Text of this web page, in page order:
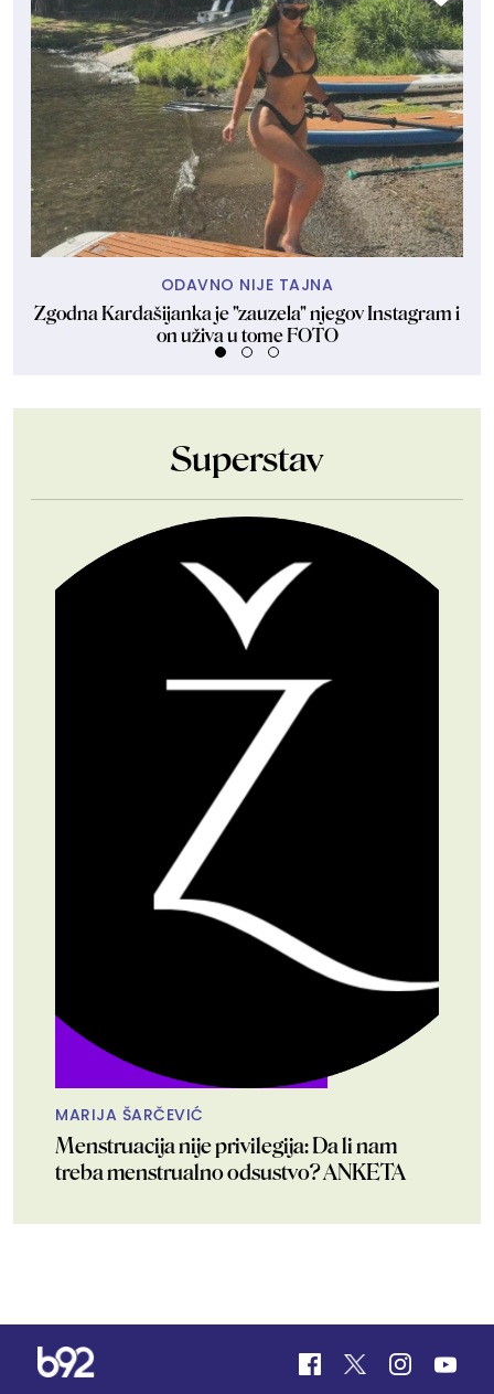
ODAVNO NIJE TAJNA
Zgodna Kardašijanka je "zauzela" njegov Instagram i
on uživa u tome FOTO
Superstav
MARIJA ŠARČEVIĆ
Menstruacija nije privilegija: Da li nam
treba menstrualno odsustvo? ANKETA